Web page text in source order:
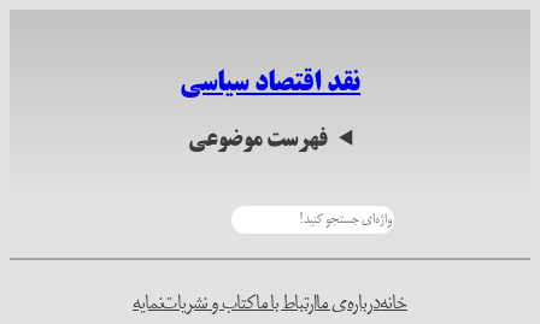
نقد اقتصاد سیاسی
فهرست موضوعی
خانهدرباره‌ی ماارتباط با ماکتاب و نشریاتنمایه